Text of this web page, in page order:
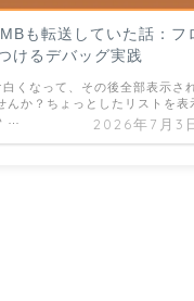
も転送していた話：フ
けるデバッグ実践
2026年7月3
くなって、その後全部表示され
か？ちょっとしたリストを表
…